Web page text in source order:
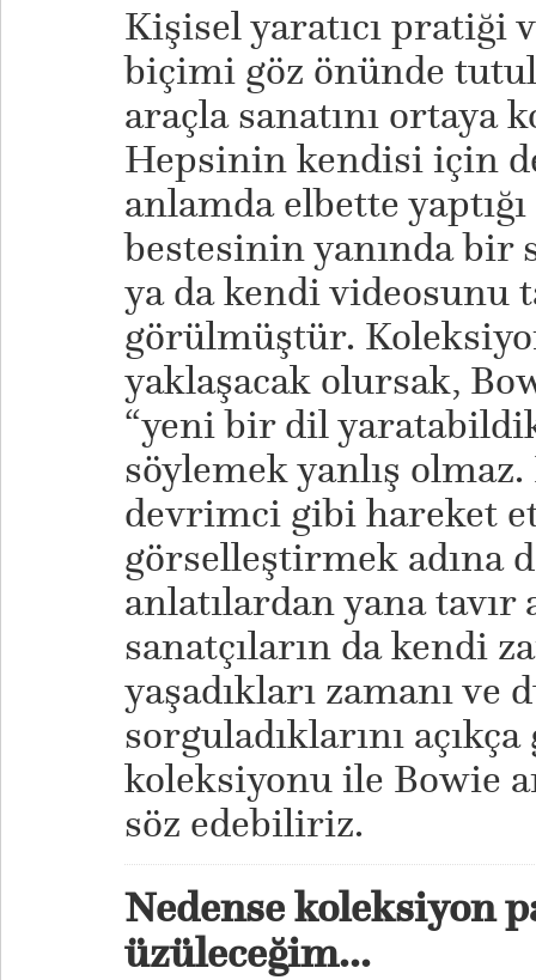
Kişisel yaratıcı pratiği
biçimi göz önünde
araçla sanatını
Hepsinin kendisi için
anlamda elbette
bestesinin yanında bir
ya da kendi videosunu
görülmüştür.
yaklaşacak olursak,
“yeni bir dil
söylemek yanlış
devrimci gibi hareket
görselleştirmek adına
anlatılardan yana tavır
sanatçıların da kendi
yaşadıkları zamanı ve
sorguladıklarını
koleksiyonu ile Bowie
söz edebiliriz.
Nedense koleksiyon
üzüleceğim...